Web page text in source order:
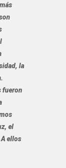
la
fueron
el
ellos